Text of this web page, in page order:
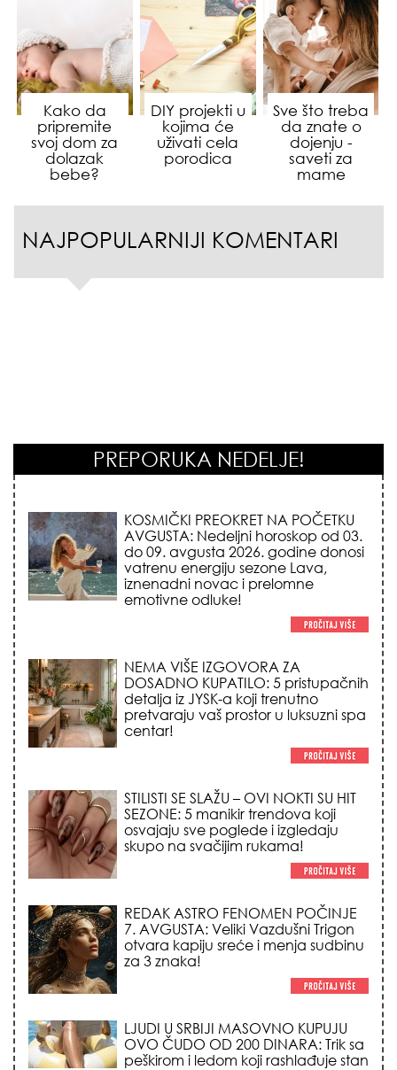
Kako da
pripremite
svoj dom za
dolazak
bebe?
DIY projekti u
kojima će
uživati cela
porodica
Sve što treba
da znate o
dojenju -
saveti za
mame
NAJPOPULARNIJI KOMENTARI
PREPORUKA NEDELJE!
KOSMIČKI PREOKRET NA POČETKU
AVGUSTA: Nedeljni horoskop od 03.
do 09. avgusta 2026. godine donosi
vatrenu energiju sezone Lava,
iznenadni novac i prelomne
emotivne odluke!
NEMA VIŠE IZGOVORA ZA
DOSADNO KUPATILO: 5 pristupačnih
detalja iz JYSK-a koji trenutno
pretvaraju vaš prostor u luksuzni spa
centar!
STILISTI SE SLAŽU – OVI NOKTI SU HIT
SEZONE: 5 manikir trendova koji
osvajaju sve poglede i izgledaju
skupo na svačijim rukama!
REDAK ASTRO FENOMEN POČINJE
7. AVGUSTA: Veliki Vazdušni Trigon
otvara kapiju sreće i menja sudbinu
za 3 znaka!
LJUDI U SRBIJI MASOVNO KUPUJU
OVO ČUDO OD 200 DINARA: Trik sa
peškirom i ledom koji rashlađuje stan